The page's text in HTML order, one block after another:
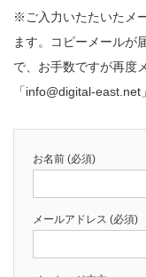
※ご入力いたたいたメ
ます。コピーメールが
で、お手数ですが再度
「info@digital-
お名前 (必須)
メールアドレス (必須)